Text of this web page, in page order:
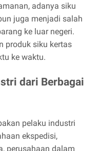
adanya siku
juga menjadi salah
ke luar negeri.
produk siku kertas
ke waktu.
dari Berbagai
pelaku industri
ekspedisi,
perusahaan dalam